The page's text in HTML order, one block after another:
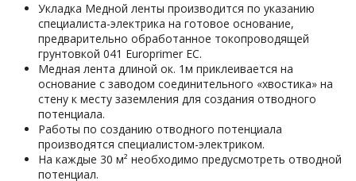
Укладка Медной ленты производится по указанию
специалиста-электрика на готовое основание,
предварительно обработанное токопроводящей
грунтовкой 041 Europrimer EC.
Медная лента длиной ок. 1м приклеивается на
основание с заводом соединительного «хвостика» на
стену к месту заземления для создания отводного
потенциала.
Работы по созданию отводного потенциала
производятся специалистом-электриком.
На каждые 30 м² необходимо предусмотреть отводной
потенциал.